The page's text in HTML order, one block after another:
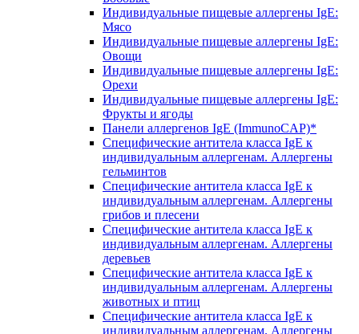
Индивидуальные пищевые аллергены IgE:
Мясо
Индивидуальные пищевые аллергены IgE:
Овощи
Индивидуальные пищевые аллергены IgE:
Орехи
Индивидуальные пищевые аллергены IgE:
Фрукты и ягоды
Панели аллергенов IgE (ImmunoCAP)*
Специфические антитела класса IgE к
индивидуальным аллергенам. Аллергены
гельминтов
Специфические антитела класса IgE к
индивидуальным аллергенам. Аллергены
грибов и плесени
Специфические антитела класса IgE к
индивидуальным аллергенам. Аллергены
деревьев
Специфические антитела класса IgE к
индивидуальным аллергенам. Аллергены
животных и птиц
Специфические антитела класса IgE к
индивидуальным аллергенам. Аллергены